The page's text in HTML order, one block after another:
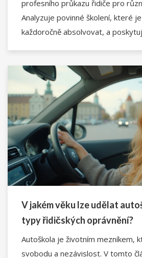
profesního průkazu řidiče pro
Analyzuje povinné školení, které
každoročně absolvovat, a
kvalifikace a dopravcům, kteří se
předpisů.
V jakém věku lze udělat
typy řidičských oprávnění?
Autoškola je životním mezníkem,
svobodu a nezávislost. V tomto